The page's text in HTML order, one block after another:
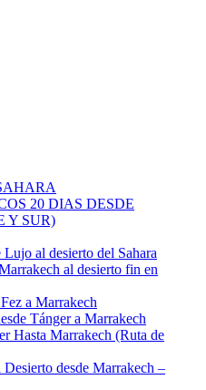
20 DIAS DESDE
Y SUR)
al desierto del Sahara
al desierto fin en
a Marrakech
Tánger a Marrakech
Hasta Marrakech (Ruta de
desde Marrakech –